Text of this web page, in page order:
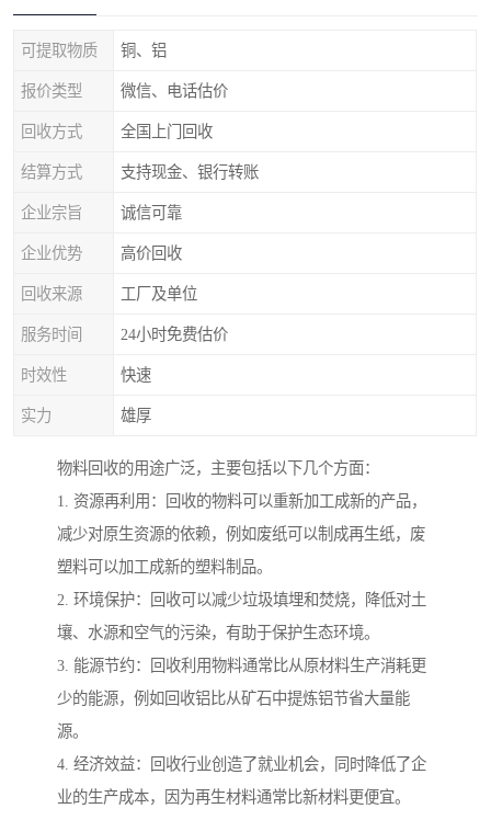
可提取物质 铜、铝
报价类型 微信、电话估价
回收方式 全国上门回收
结算方式 支持现金、银行转账
企业宗旨 诚信可靠
企业优势 高价回收
回收来源 工厂及单位
服务时间 24小时免费估价
时效性 快速
实力 雄厚
物料回收的用途广泛，主要包括以下几个方面：
1. 资源再利用：回收的物料可以重新加工成新的产品，
减少对原生资源的依赖，例如废纸可以制成再生纸，废
塑料可以加工成新的塑料制品。
2. 环境保护：回收可以减少垃圾填埋和焚烧，降低对土
壤、水源和空气的污染，有助于保护生态环境。
3. 能源节约：回收利用物料通常比从原材料生产消耗更
少的能源，例如回收铝比从矿石中提炼铝节省大量能
源。
4. 经济效益：回收行业创造了就业机会，同时降低了企
业的生产成本，因为再生材料通常比新材料更便宜。